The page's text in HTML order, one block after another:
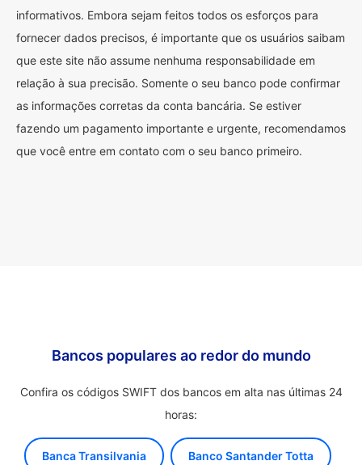
informativos. Embora sejam feitos todos os esforços para
fornecer dados precisos, é importante que os usuários saibam
que este site não assume nenhuma responsabilidade em
relação à sua precisão. Somente o seu banco pode confirmar
as informações corretas da conta bancária. Se estiver
fazendo um pagamento importante e urgente, recomendamos
que você entre em contato com o seu banco primeiro.
Bancos populares ao redor do mundo
Confira os códigos SWIFT dos bancos em alta nas últimas 24
horas:
Banca Transilvania Banco Santander Totta